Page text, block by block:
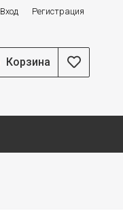
Вход Регистрация
Корзина